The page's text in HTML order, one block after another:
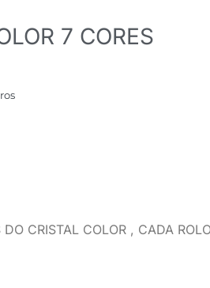
7 CORES
CRISTAL COLOR , CADA